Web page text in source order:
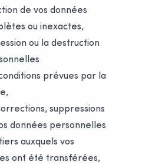
de vos données
ou inexactes,
ou la destruction
prévues par la
suppressions
données personnelles
auxquels vos
ont été transférées,